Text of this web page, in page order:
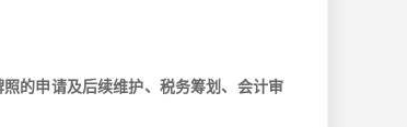
的申请及后续维护、税务筹划、会计审